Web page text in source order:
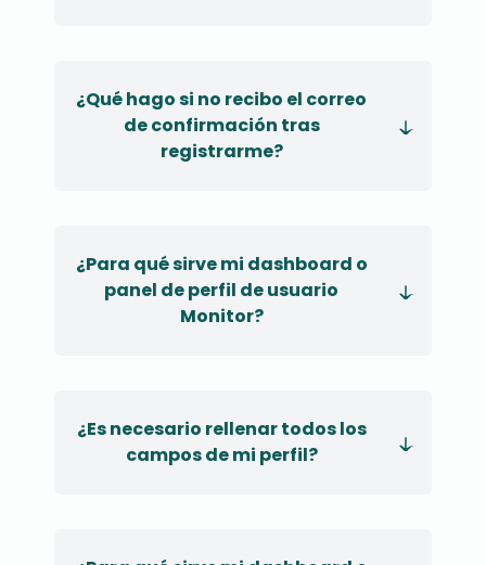
¿Qué hago si no recibo el correo
de confirmación tras
registrarme?
¿Para qué sirve mi dashboard o
panel de perfil de usuario
Monitor?
¿Es necesario rellenar todos los
campos de mi perfil?